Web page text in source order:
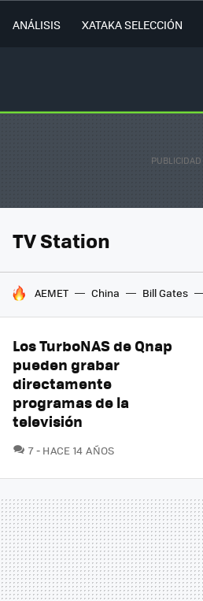
ANÁLISIS XATAKA SELECCIÓN
TV Station
HOY SE HABLA DE
AEMET China Bill Gates
Los TurboNAS de Qnap
pueden grabar
directamente
programas de la
televisión
7COMENTARIOS
HACE 14 AÑOS